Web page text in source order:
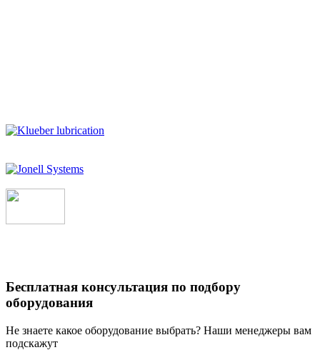
Бесплатная консультация по подбору
оборудования
Не знаете какое оборудование выбрать? Наши менеджеры вам
подскажут